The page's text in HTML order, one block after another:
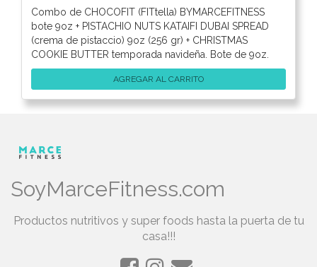
Combo de CHOCOFIT (FITtella) BYMARCEFITNESS
bote 9oz + PISTACHIO NUTS KATAIFI DUBAI SPREAD
(crema de pistaccio) 9oz (256 gr) + CHRISTMAS
COOKIE BUTTER temporada navideña. Bote de 9oz.
AGREGAR AL CARRITO
SoyMarceFitness.com
Productos nutritivos y super foods hasta la puerta de tu
casa!!!